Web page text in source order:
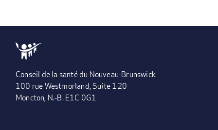
Conseil de la santé du Nouveau-Brunswick
100 rue Westmorland, Suite 120
Moncton, N.-B. E1C 0G1